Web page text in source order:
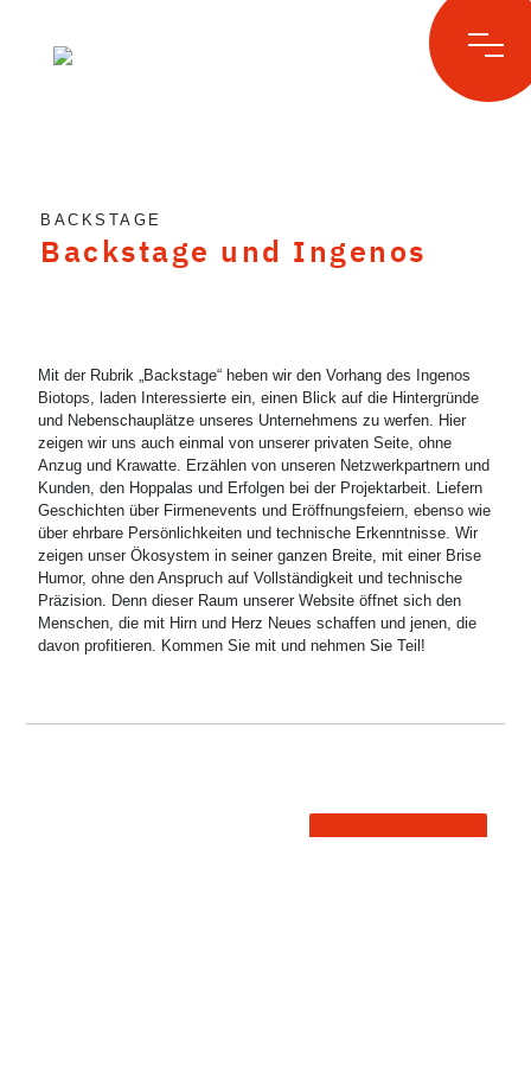
contentBACKSTAGE
Backstage und Ingenos
Mit der Rubrik „Backstage“ heben wir den Vorhang des Ingenos
Biotops, laden Interessierte ein, einen Blick auf die Hintergründe
und Nebenschauplätze unseres Unternehmens zu werfen. Hier
zeigen wir uns auch einmal von unserer privaten Seite, ohne
Anzug und Krawatte. Erzählen von unseren Netzwerkpartnern und
Kunden, den Hoppalas und Erfolgen bei der Projektarbeit. Liefern
Geschichten über Firmenevents und Eröffnungsfeiern, ebenso wie
über ehrbare Persönlichkeiten und technische Erkenntnisse. Wir
zeigen unser Ökosystem in seiner ganzen Breite, mit einer Brise
Humor, ohne den Anspruch auf Vollständigkeit und technische
Präzision. Denn dieser Raum unserer Website öffnet sich den
Menschen, die mit Hirn und Herz Neues schaffen und jenen, die
davon profitieren. Kommen Sie mit und nehmen Sie Teil!